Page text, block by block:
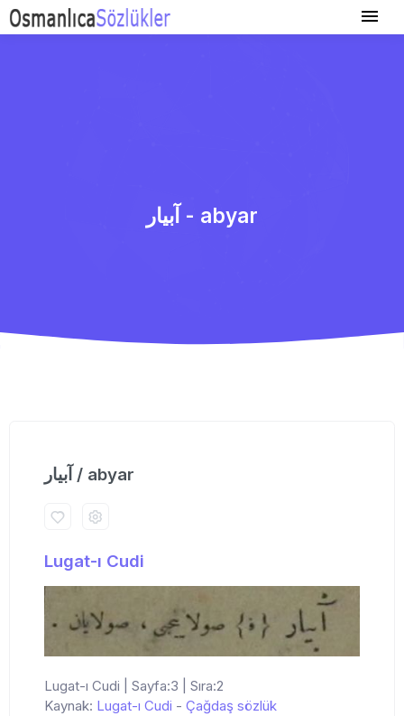
آبیار - abyar
آبیار / abyar
Lugat-ı Cudi
Lugat-ı Cudi | Sayfa:3 | Sıra:2
Kaynak: Lugat-ı Cudi - Çağdaş sözlük